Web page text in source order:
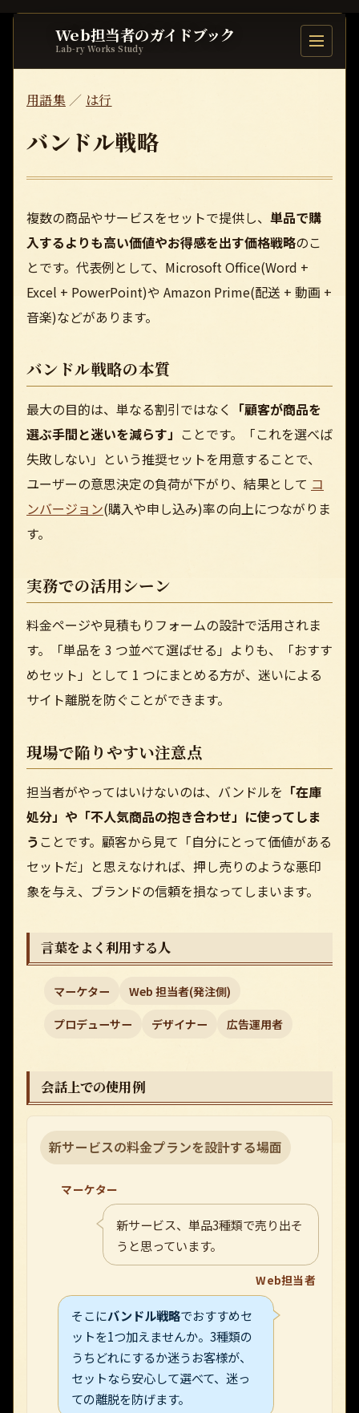
Web担当者のガイドブック
Lab-ry Works Study 目次を開
用語集／ は行
バンドル戦略
複数の商品やサービスをセットで提供し、 単品で購
入するよりも高い価値やお得感を出す価格戦略のこ
とです。代表例として、Microsoft Office(Word +
Excel + PowerPoint)や Amazon Prime(配送 + 動画 +
音楽)などがあります。
バンドル戦略の本質
最大の目的は、単なる割引ではなく
「顧客が商品を
選ぶ手間と迷いを減らす」 ことです。「これを選べば
失敗しない」という推奨セットを用意することで、
ユーザーの意思決定の負荷が下がり、結果として コ
ンバージョン(購入や申し込み)率の向上につながりま
す。
実務での活用シーン
料金ページや見積もりフォームの設計で活用されま
す。「単品を 3 つ並べて選ばせる」よりも、「おすす
めセット」として 1 つにまとめる方が、迷いによる
サイト離脱を防ぐことができます。
現場で陥りやすい注意点
担当者がやってはいけないのは、バンドルを 「在庫
処分」や「不人気商品の抱き合わせ」に使ってしま
う ことです。顧客から見て「自分にとって価値がある
セットだ」と思えなければ、押し売りのような悪印
象を与え、ブランドの信頼を損なってしまいます。
言葉をよく利用する人
マーケター Web 担当者(発注側)
プロデューサー デザイナー 広告運用者
会話上での使用例
新サービスの料金プランを設計する場面
マーケター
新サービス、単品3種類で売り出そ
うと思っています。
Web担当者
そこにバンドル戦略でおすすめセ
ットを1つ加えませんか。3種類の
うちどれにするか迷うお客様が、
セットなら安心して選べて、迷っ
ての離脱を防げます。